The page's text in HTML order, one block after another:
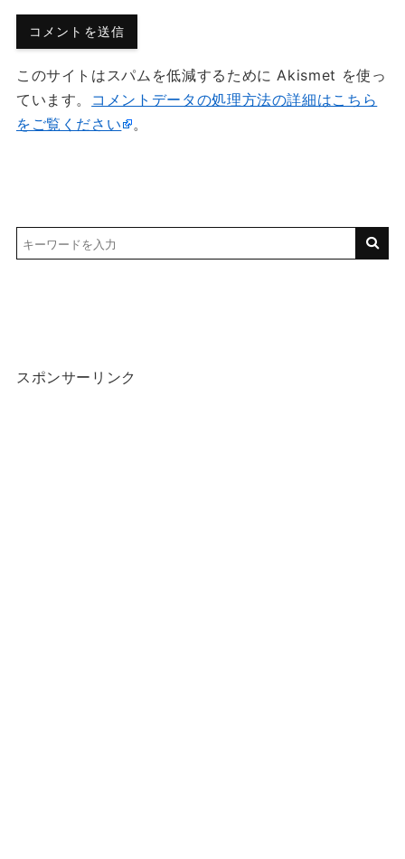
このサイトはスパムを低減するために Akismet を使っ
ています。 コメントデータの処理方法の詳細はこちら
をご覧ください
。
スポンサーリンク